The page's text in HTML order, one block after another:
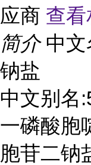
应商 查
简介 中
钠盐
中文别名
一磷酸胞
胞苷二钠